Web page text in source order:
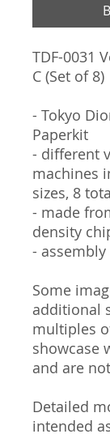
TDF-0031
C (Set of 8)
- Tokyo
Paperkit
- different
machines
sizes, 8
- made
density
-
Some
additional
multiples
showcase
and are
Detailed
intended